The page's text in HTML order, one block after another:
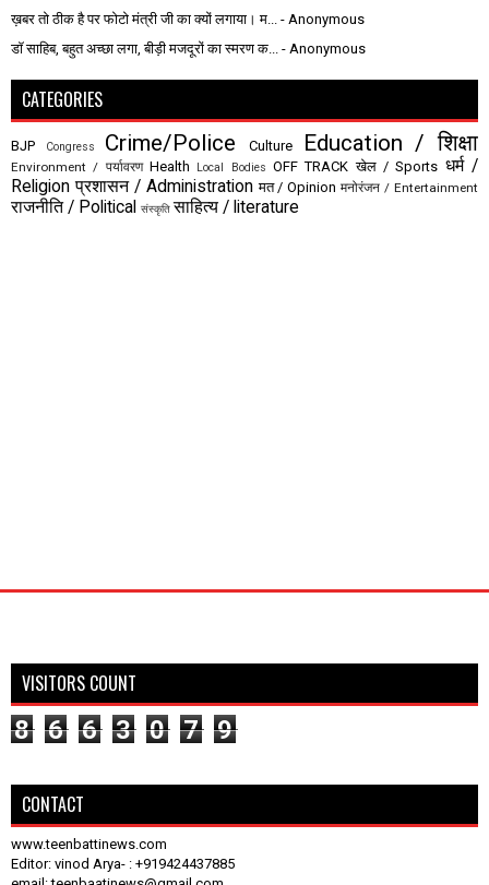
ख़बर तो ठीक है पर फोटो मंत्री जी का क्यों लगाया। म... - Anonymous
डॉ साहिब, बहुत अच्छा लगा, बीड़ी मजदूरों का स्मरण क... - Anonymous
CATEGORIES
BJP Congress Crime/Police Culture Education / शिक्षा
Environment / पर्यावरण Health Local Bodies OFF TRACK खेल / Sports धर्म /
Religion प्रशासन / Administration मत / Opinion मनोरंजन / Entertainment
राजनीति / Political संस्कृति साहित्य / literature
VISITORS COUNT
8 6 6 3 0 7 9
CONTACT
www.teenbattinews.com
Editor: vinod Arya- : +919424437885